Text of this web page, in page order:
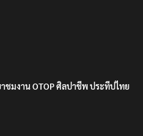
าชมงาน OTOP ศิลปาชีพ ประทีปไทย